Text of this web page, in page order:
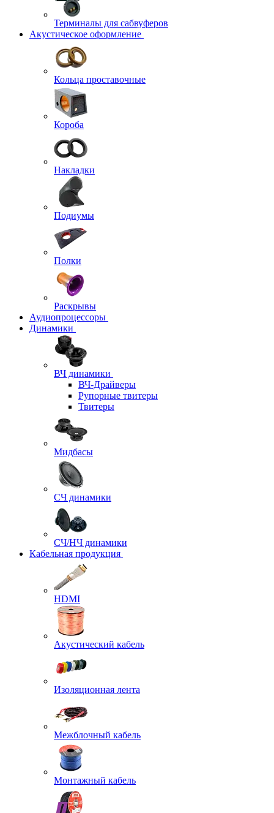
Терминалы для сабвуферов
Акустическое оформление
Кольца проставочные
Короба
Накладки
Подиумы
Полки
Раскрывы
Аудиопроцессоры
Динамики
ВЧ динамики
ВЧ-Драйверы
Рупорные твитеры
Твитеры
Мидбасы
СЧ динамики
СЧ/НЧ динамики
Кабельная продукция
HDMI
Акустический кабель
Изоляционная лента
Межблочный кабель
Монтажный кабель